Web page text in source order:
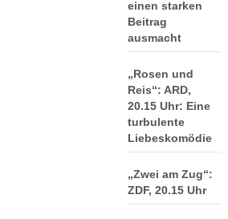
einen starken
Beitrag
ausmacht
„Rosen und
Reis“: ARD,
20.15 Uhr: Eine
turbulente
Liebeskomödie
„Zwei am Zug“:
ZDF, 20.15 Uhr